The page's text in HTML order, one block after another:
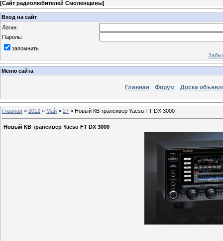
[Сайт радиолюбителей Смоленщины]
Вход на сайт
Логин:
Пароль:
запомнить
Меню сайта
Главная Форум Доска
Главная » 2012 » Май » 27 » Новый КВ трансивер Yaesu FT DX 3000
Новый КВ трансивер Yaesu FT DX 3000